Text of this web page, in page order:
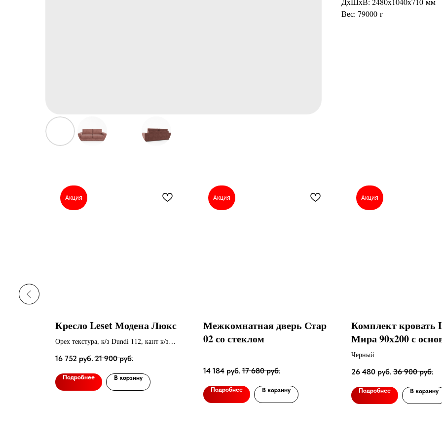
Вес: 79000 г
Акция
Кресло Leset Модена Люкс
Орех текстура, к/з Dundi 112, кант к/з
16 752 руб. 21 900 руб.
Подробнее В корзину
Акция
Межкомнатная дверь Стар
02 со стеклом
14 184 руб. 17 680 руб.
Подробнее В корзину
Акция
Комплект кровать
Мира 90х200 с
Черный
26 480 руб. 36 900 руб.
Подробнее В корзину